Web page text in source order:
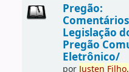
Pregão:
Legislação
Pregão
Eletrônico/
por Justen Filho,